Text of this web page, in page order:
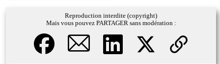
Reproduction interdite (copyright)
Mais vous pouvez PARTAGER sans modération :